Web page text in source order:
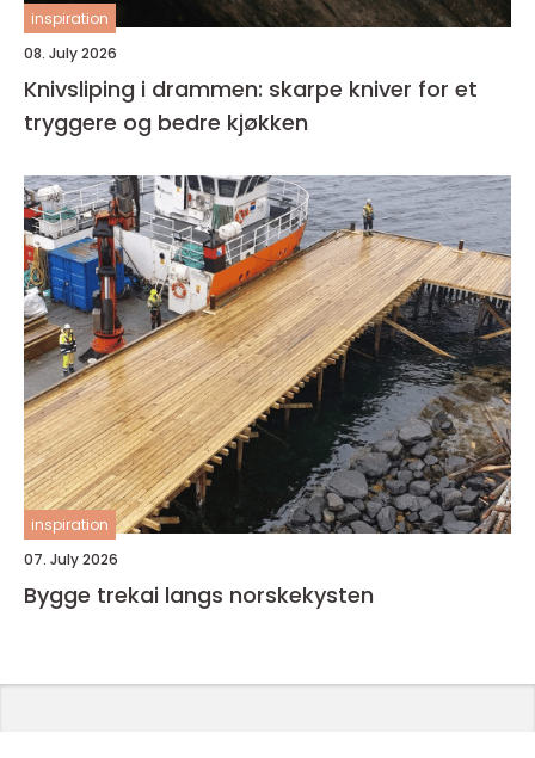
inspiration
08. July 2026
Knivsliping i drammen: skarpe kniver for et
tryggere og bedre kjøkken
inspiration
07. July 2026
Bygge trekai langs norskekysten